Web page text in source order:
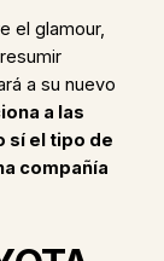
el glamour,
a su nuevo
a las
sí el tipo de
compañía